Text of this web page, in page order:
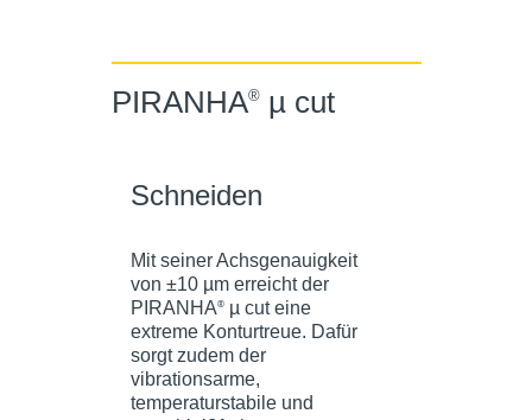
PIRANHA®µ cut
Schneiden
Mit seiner Achsgenauigkeit
von ±10 µm erreicht der
PIRANHA®µ cut eine
extreme Konturtreue. Dafür
sorgt zudem der
vibrationsarme,
temperaturstabile und